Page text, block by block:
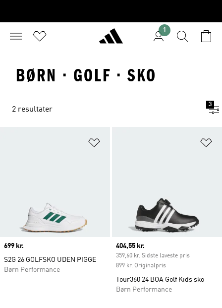
1
BØRN · GOLF · SKO
2 resultater
3
Price
699 kr.
S2G 26 GOLFSKO UDEN PIGGE
Børn Performance
Current price
404,55 kr.
359,60 kr. Sidste laveste pris
899 kr. Originalpris
Tour360 24 BOA Golf Kids sko
Børn Performance